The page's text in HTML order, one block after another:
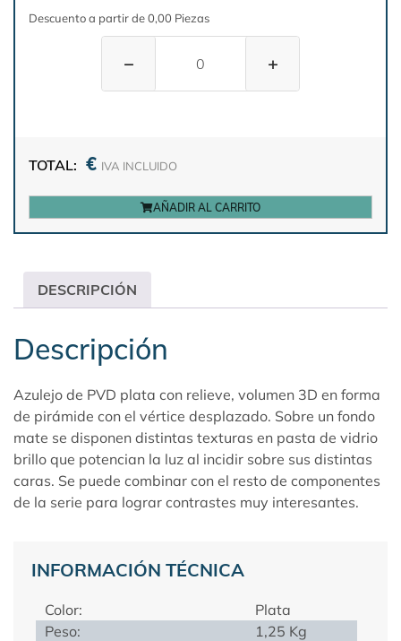
Descuento a partir de 0,00 Piezas
− +
TOTAL: € IVA INCLUIDO
AÑADIR AL CARRITO
DESCRIPCIÓN
Descripción
Azulejo de PVD plata con relieve, volumen 3D en forma
de pirámide con el vértice desplazado. Sobre un fondo
mate se disponen distintas texturas en pasta de vidrio
brillo que potencian la luz al incidir sobre sus distintas
caras. Se puede combinar con el resto de componentes
de la serie para lograr contrastes muy interesantes.
INFORMACIÓN TÉCNICA
Color:
Plata
Peso:
1,25 Kg